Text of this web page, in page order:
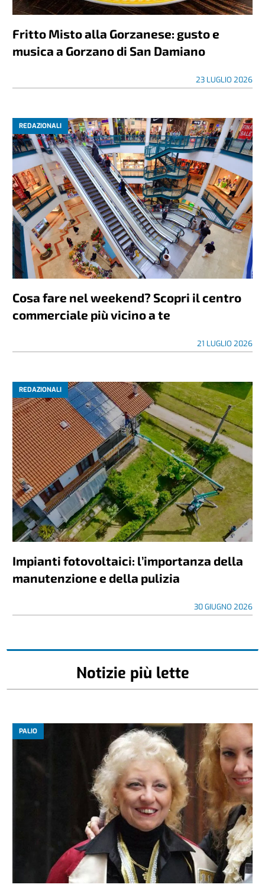
Fritto Misto alla Gorzanese: gusto e
musica a Gorzano di San Damiano
23 LUGLIO 2026
REDAZIONALI
Cosa fare nel weekend? Scopri il centro
commerciale più vicino a te
21 LUGLIO 2026
REDAZIONALI
Impianti fotovoltaici: l’importanza della
manutenzione e della pulizia
30 GIUGNO 2026
Notizie più lette
PALIO